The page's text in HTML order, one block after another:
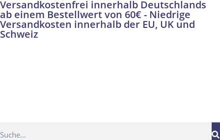
Versandkostenfrei innerhalb Deutschlands
ab einem Bestellwert von 60€ - Niedrige
Versandkosten innerhalb der EU, UK und
Schweiz